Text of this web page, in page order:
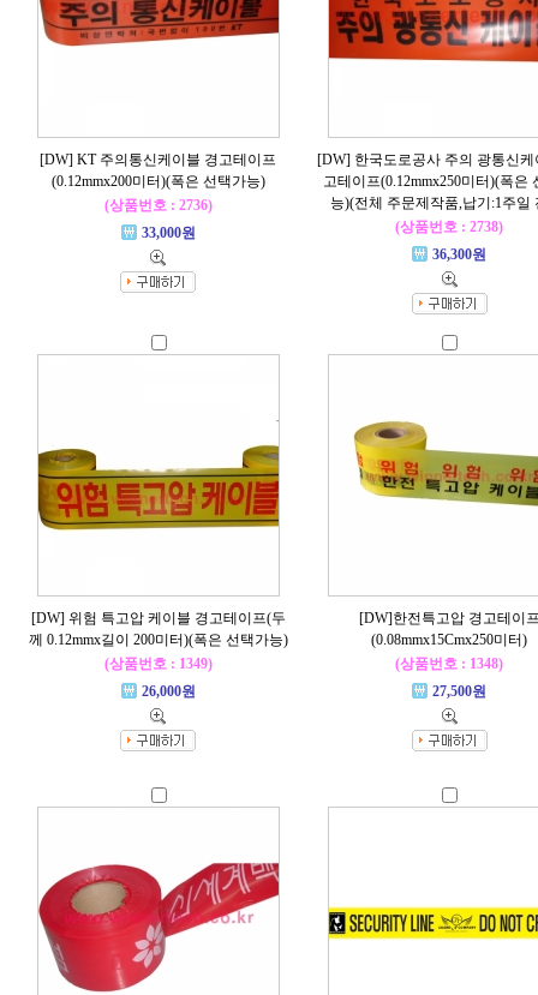
[DW] KT 주의통신케이블 경고테이프
(0.12mmx200미터)(폭은 선택가능)
(상품번호 : 2736)
33,000원
[DW] 한국도로공사 주의 광통신케
고테이프(0.12mmx250미터)(폭은
능)(전체 주문제작품,납기:1주일
(상품번호 : 2738)
36,300원
[DW] 위험 특고압 케이블 경고테이프(두
께 0.12mmx길이 200미터)(폭은 선택가능)
(상품번호 : 1349)
26,000원
[DW]한전특고압 경고테이
(0.08mmx15Cmx250미터)
(상품번호 : 1348)
27,500원